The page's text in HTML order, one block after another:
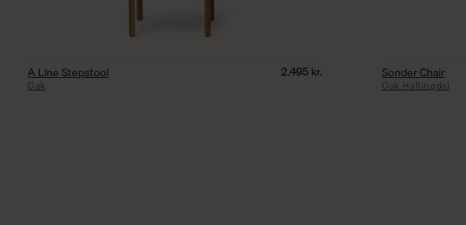
A Line Stepstool
Oak
2.495kr. Sonder Chair
Oak Hallingdal